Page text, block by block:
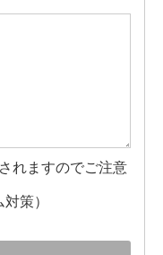
れますのでご注意
策）